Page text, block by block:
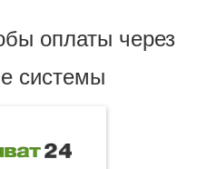
оплаты через
системы